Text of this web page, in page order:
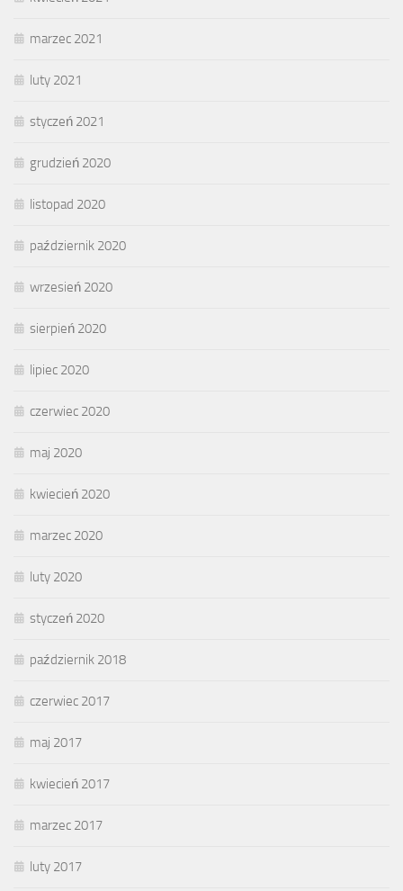
marzec 2021
luty 2021
styczeń 2021
grudzień 2020
listopad 2020
październik 2020
wrzesień 2020
sierpień 2020
lipiec 2020
czerwiec 2020
maj 2020
kwiecień 2020
marzec 2020
luty 2020
styczeń 2020
październik 2018
czerwiec 2017
maj 2017
kwiecień 2017
marzec 2017
luty 2017